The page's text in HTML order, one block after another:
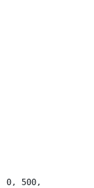
500, 500);